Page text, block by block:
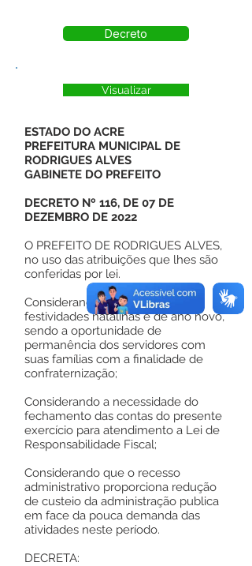
Decreto
Visualizar
ESTADO DO ACRE
PREFEITURA MUNICIPAL DE
RODRIGUES ALVES
GABINETE DO PREFEITO
DECRETO Nº 116, DE 07 DE
DEZEMBRO DE 2022
O PREFEITO DE RODRIGUES ALVES,
no uso das atribuições que lhes são
conferidas por lei.
Considerando a tradição das
festividades natalinas e de ano novo,
sendo a oportunidade de
permanência dos servidores com
suas famílias com a finalidade de
confraternização;
Considerando a necessidade do
fechamento das contas do presente
exercício para atendimento a Lei de
Responsabilidade Fiscal;
Considerando que o recesso
administrativo proporciona redução
de custeio da administração publica
em face da pouca demanda das
atividades neste período.
DECRETA: